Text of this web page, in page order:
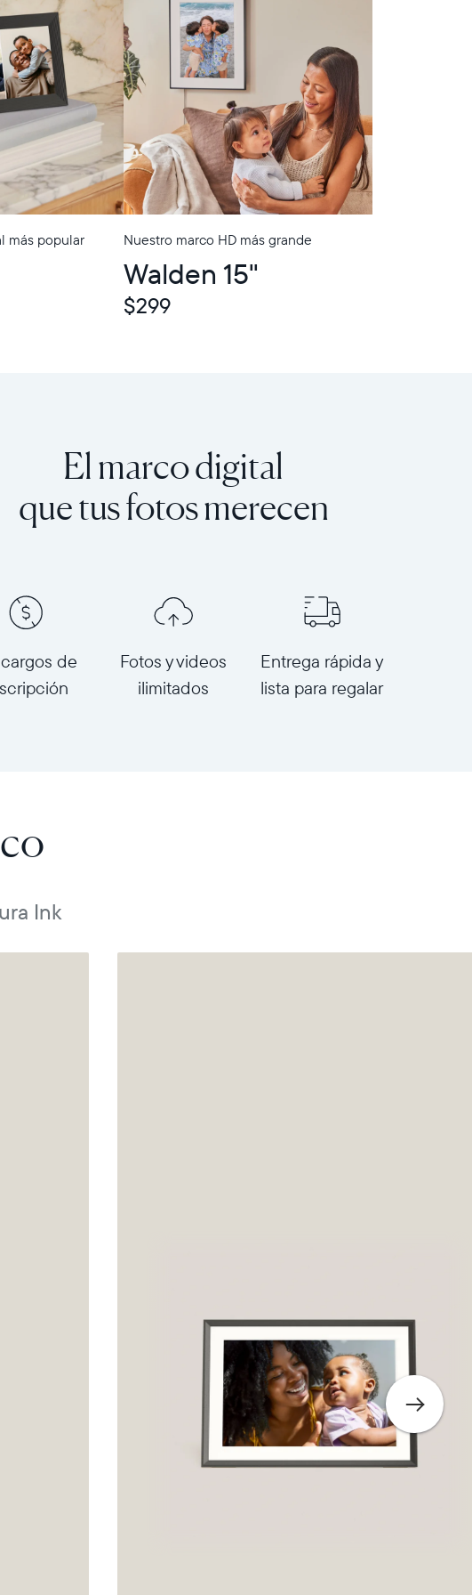
más popular Nuestro marco HD más grande
Walden 15"
$299
In-Store Pickup
El marco digital
que tus fotos merecen
de
Fotos y videos
ilimitados
Entrega rápida y
lista para regalar
Ink